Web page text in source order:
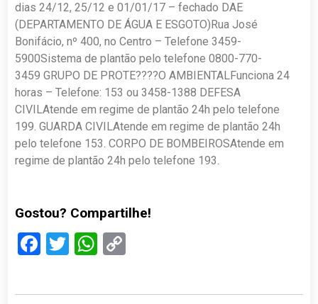
dias 24/12, 25/12 e 01/01/17 – fechado DAE
(DEPARTAMENTO DE ÁGUA E ESGOTO)Rua José
Bonifácio, nº 400, no Centro – Telefone 3459-
5900Sistema de plantão pelo telefone 0800-770-
3459 GRUPO DE PROTE????O AMBIENTALFunciona 24
horas – Telefone: 153 ou 3458-1388 DEFESA
CIVILAtende em regime de plantão 24h pelo telefone
199. GUARDA CIVILAtende em regime de plantão 24h
pelo telefone 153. CORPO DE BOMBEIROSAtende em
regime de plantão 24h pelo telefone 193.
Gostou? Compartilhe!
Facebook
TwitterWhatsApp